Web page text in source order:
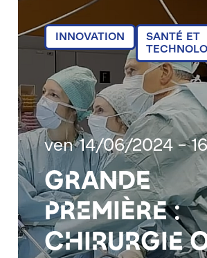
d'Ariane
INNOVATION
SANTÉ ET
ven 14/06/2024 -
Grande
première :
chirurgie